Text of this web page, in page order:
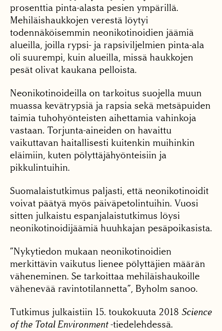
prosenttia pinta-alasta pesien ympärillä.
Mehiläishaukkojen verestä löytyi
todennäköisemmin neonikotinoidien jäämiä
alueilla, joilla rypsi- ja rapsiviljelmien pinta-ala
oli suurempi, kuin alueilla, missä haukkojen
pesät olivat kaukana pelloista.
Neonikotinoideilla on tarkoitus suojella muun
muassa kevätrypsiä ja rapsia sekä metsäpuiden
taimia tuhohyönteisten aihettamia vahinkoja
vastaan. Torjunta-aineiden on havaittu
vaikuttavan haitallisesti kuitenkin muihinkin
eläimiin, kuten pölyttäjähyönteisiin ja
pikkulintuihin.
Suomalaistutkimus paljasti, että neonikotinoidit
voivat päätyä myös päiväpetolintuihin. Vuosi
sitten julkaistu espanjalaistutkimus löysi
neonikotinoidijäämiä huuhkajan pesäpoikasista.
”Nykytiedon mukaan neonikotinoidien
merkittävin vaikutus lienee pölyttäjien määrän
väheneminen. Se tarkoittaa mehiläishaukoille
vähenevää ravintotilannetta”, Byholm sanoo.
Tutkimus julkaistiin 15. toukokuuta 2018 Science
of the Total Environment-tiedelehdessä.